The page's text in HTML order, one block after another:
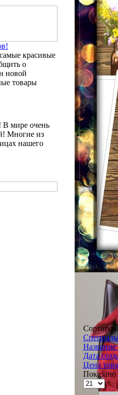
красивые
о
новой
товары
В мире очень
Многие из
нашего
Название
Дата
Цена
Показано